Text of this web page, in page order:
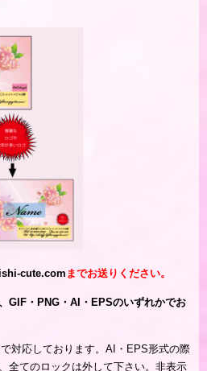
cute.com までお送りください。
GIF・PNG・AI・EPSのいずれかでお
対応しております。AI・EPS形式の際
全てのロックは外して下さい。非表示